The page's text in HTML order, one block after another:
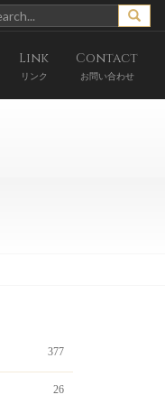
Link
リンク
Contact
お問い合わせ
377
26